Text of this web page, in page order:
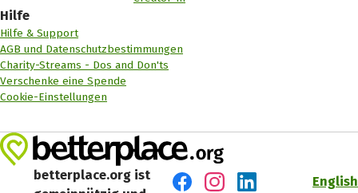
Hilfe
Hilfe & Support
AGB und Datenschutzbestimmungen
Charity-Streams - Dos and Don'ts
Verschenke eine Spende
Cookie-Einstellungen
betterplace.org ist
English